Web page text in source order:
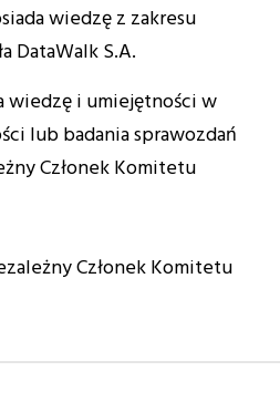
wiedzę z zakresu
DataWalk S.A.
wiedzę i umiejętności w
lub badania sprawozdań
Członek Komitetu
Członek Komitetu